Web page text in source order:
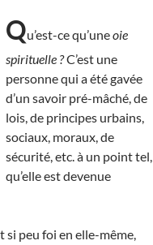
Qu’est-ce qu’uneoie
spirituelle ?C’est une
personne qui a été gavée
d’un savoir pré-mâché, de
lois, de principes urbains,
sociaux, moraux, de
sécurité, etc. à un point tel,
qu’elle est devenue
si peu foi en elle-même,